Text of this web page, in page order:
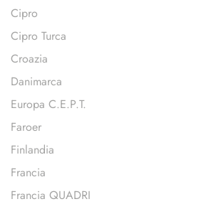
Cipro
Cipro Turca
Croazia
Danimarca
Europa C.E.P.T.
Faroer
Finlandia
Francia
Francia QUADRI